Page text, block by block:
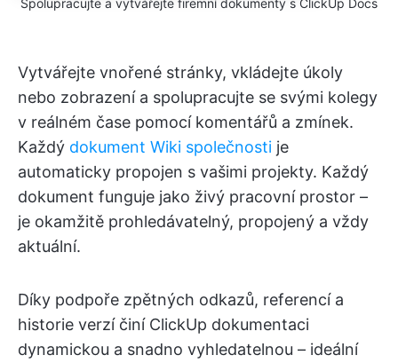
Vytvářejte vnořené stránky, vkládejte úkoly
nebo zobrazení a spolupracujte se svými kolegy
v reálném čase pomocí komentářů a zmínek.
Každý dokument Wiki společnosti je
automaticky propojen s vašimi projekty. Každý
dokument funguje jako živý pracovní prostor –
je okamžitě prohledávatelný, propojený a vždy
aktuální.
Díky podpoře zpětných odkazů, referencí a
historie verzí činí ClickUp dokumentaci
dynamickou a snadno vyhledatelnou – ideální